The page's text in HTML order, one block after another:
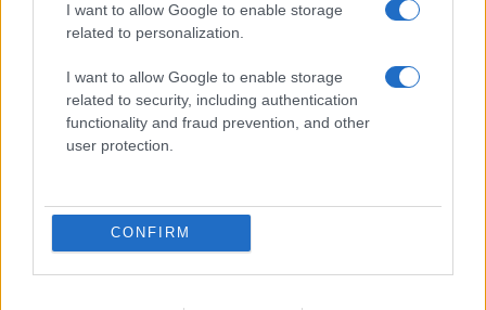
I want to allow Google to enable storage
related to personalization.
I want to allow Google to enable storage
related to security, including authentication
functionality and fraud prevention, and other
user protection.
CONFIRM